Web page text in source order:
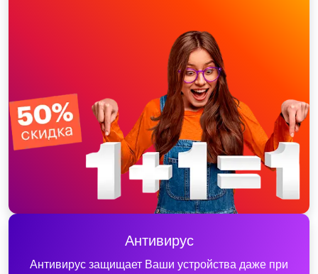
Антивирус
Антивирус защищает Ваши устройства даже при